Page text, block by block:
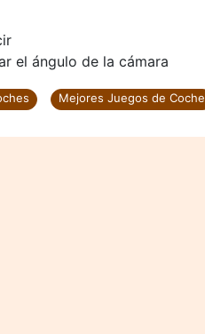
el ángulo de la cámara
Mejores Juegos de Coche